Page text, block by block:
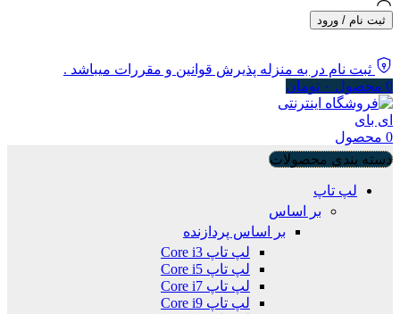
ثبت نام / ورود
ثبت نام در به منزله پذیرش قوانین و مقررات میباشد .
0 محصول ۰ تومان
0 محصول
دسته بندی محصولات
لپ تاپ
بر اساس
بر اساس پردازنده
لپ تاپ Core i3
لپ تاپ Core i5
لپ تاپ Core i7
لپ تاپ Core i9